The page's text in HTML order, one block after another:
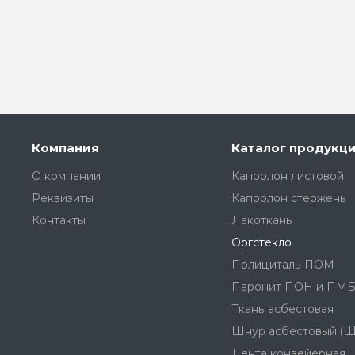
Компания
О компании
Реквизиты
Контакты
Каталог
Капролон листовой
Капролон стержень
Лакоткань
Оргстекло
Полициталь ПОМ
Паронит ПОН и ПМБ
Ткань асбестовая
Шнур асбестовый